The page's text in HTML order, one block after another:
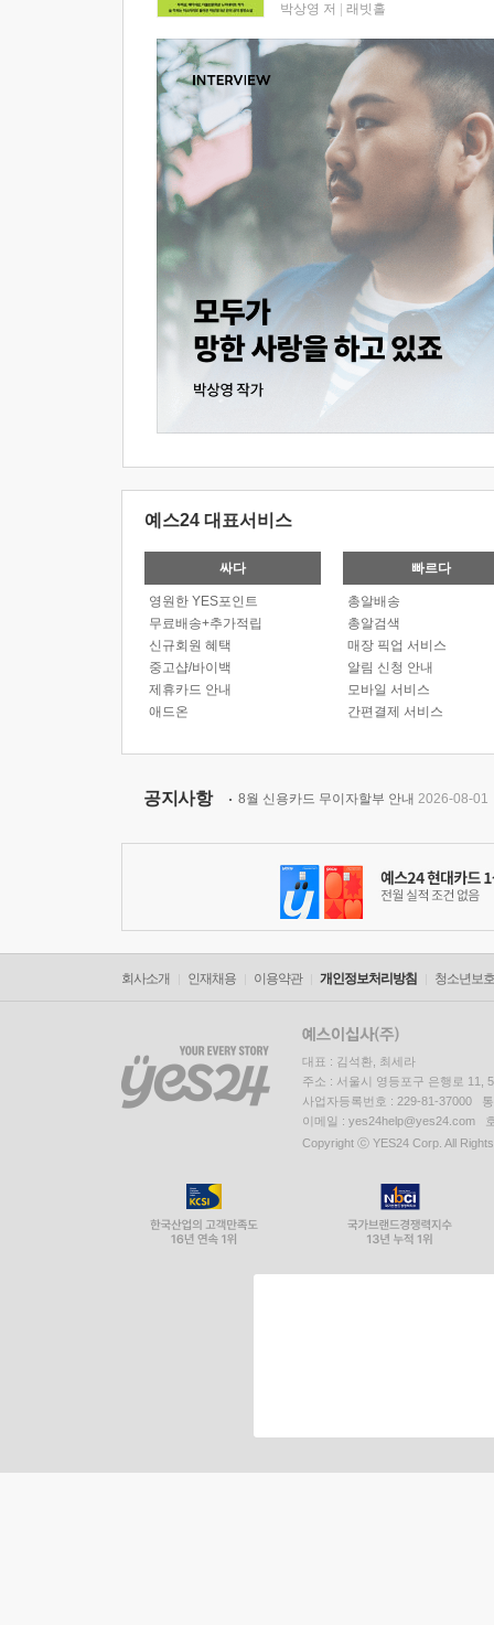
박상영 저 래빗홀
예스24 대표서비스
싸다
영원한 YES포인트
무료배송+추가적립
신규회원 혜택
중고샵/바이백
제휴카드 안내
애드온
빠르다
총알배송
총알검색
매장 픽업 서비스
알림 신청 안내
모바일 서비스
간편결제 서비스
공지사항 8월 신용카드 무이자할부 안내 2026-08-01
회사소개 인재채용 이용약관 개인정보처리방침 청소년보
대표 : 김석환, 최세라
주소 : 서울시 영등포구 은행로 11,
사업자등록번호 : 229-81-37000
이메일 : yes24help@yes24.com
Copyright ⓒ YES24 Corp. All